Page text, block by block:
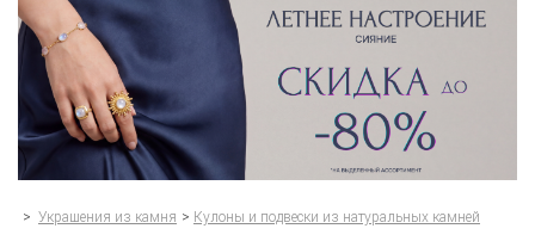
> Украшения из камня > Кулоны и подвески из натуральных камней